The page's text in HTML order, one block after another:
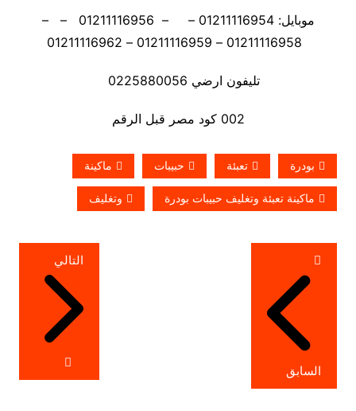
موبايل: 01211116954 – – 01211116956 – –
تليفون ارضي 0225880056
002 كود مصر قبل الرقم
بودرة تعبئة حبيبات ماكينة
ماكينة تعبئة وتغليف حبيبات بودرة وتغليف
تصفّح
المقالات
السابق
التالي